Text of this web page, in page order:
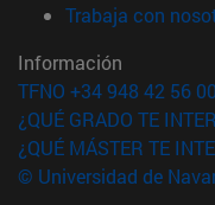
Trabaja con
Información
TFNO +34 948 42 56 00
¿QUÉ GRADO TE
¿QUÉ MÁSTER TE
© Universidad de